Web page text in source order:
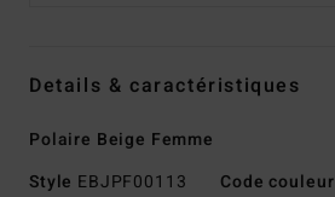
Details & caractéristiques
Polaire Beige Femme
Style EBJPF00113 Code couleur